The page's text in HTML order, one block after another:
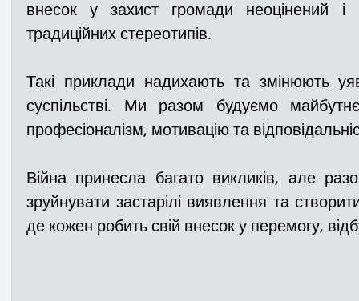
внесок у захист громади неоцінений
традиційних стереотипів.
Такі приклади надихають та змінюють
суспільстві. Ми разом будуємо
професіоналізм, мотивацію та
Війна принесла багато викликів, але
зруйнувати застарілі виявлення та
де кожен робить свій внесок у перемогу,